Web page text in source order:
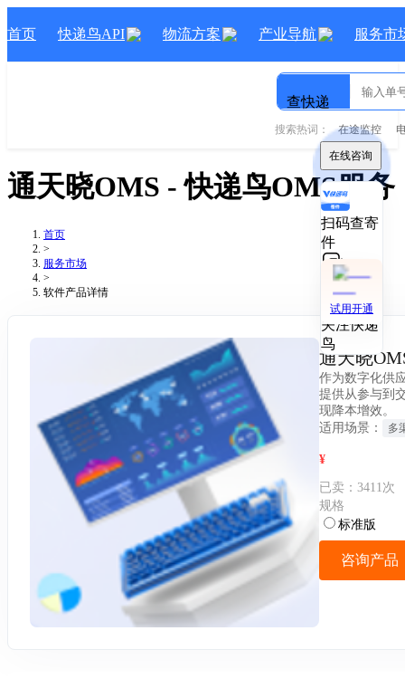
在线咨询
扫码查寄
件
技术对接
关注快递
鸟
试用开通
首页 快递鸟API 物流方案 产业导航 服务市
查快递
搜索热词： 在途监控
通天晓OMS - 快递鸟OMS服务
首页
>
服务市场
>
软件产品详情
通天晓
作为数字化供
提供从参与到
现降本增效。
适用场景：
多
¥
已卖： 3411 次
规格
标准版
咨询产品